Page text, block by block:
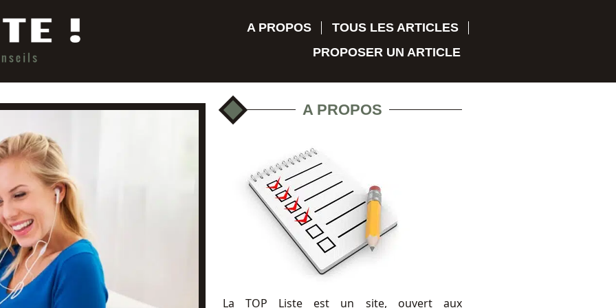
A PROPOS
TOUS LES ARTICLES
PROPOSER UN ARTICLE
A PROPOS
La TOP Liste est un site, ouvert aux